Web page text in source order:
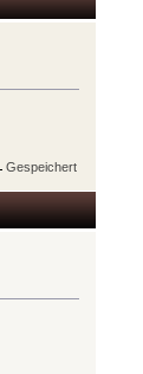
Gespeichert